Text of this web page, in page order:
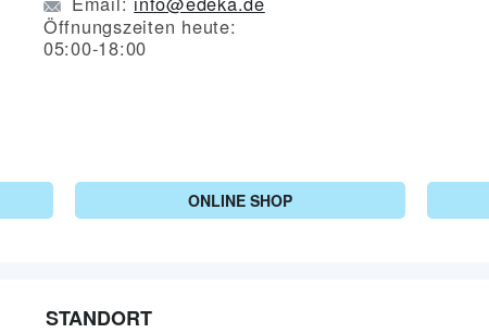
Öffnungszeiten heute:
05:00-18:00
ONLINE SHOP
STANDORT